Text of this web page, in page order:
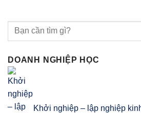
DOANH NGHIỆP HỌC
Khởi nghiệp – lập nghiệp